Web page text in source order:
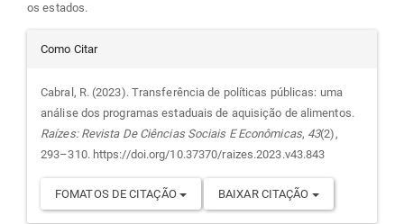
os estados.
Detalhes
do
artigo
Como Citar
Cabral, R. (2023). Transferência de políticas públicas: uma
análise dos programas estaduais de aquisição de alimentos.
Raízes: Revista De Ciências Sociais E Econômicas, 43(2),
293–310. https://doi.org/10.37370/raizes.2023.v43.843
FOMATOS DE CITAÇÃO BAIXAR CITAÇÃO